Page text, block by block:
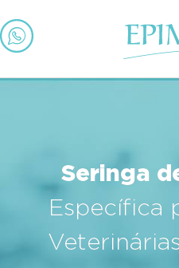
Seringa
Específica